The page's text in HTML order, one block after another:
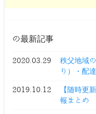
の最新記事
2020.03.29
秩父地域
り）・配
2019.10.12
【随時更
報まとめ